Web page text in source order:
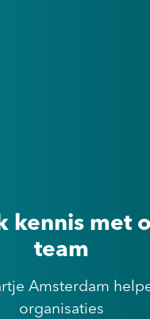
kennis met
team
Amsterdam
organisaties